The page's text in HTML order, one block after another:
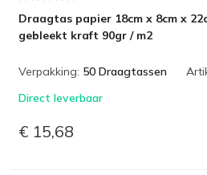
Draagtas papier 18cm x 8cm x
gebleekt kraft 90gr / m2
Verpakking: 50 Draagtassen
Direct leverbaar
€ 15,68